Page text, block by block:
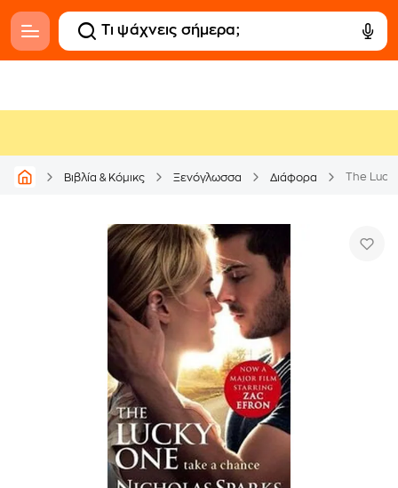
Βιβλία & Κόμικς Ξενόγλωσσα Διάφορα The